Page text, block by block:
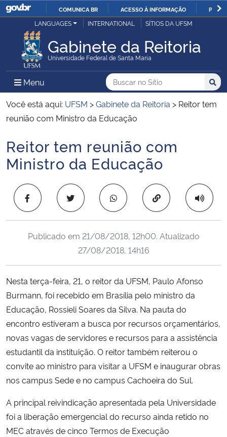
IR
O
COMUNICA BR ACESSO À INFORMAÇÃO
Ministério da Justiça e Segurança Pública
Ministério da Defesa
Ministério das Relações Exteriores
Ministério da Infraestrutura
Ministério da Educação
Ministério da Cidadania
Ministério de Minas e Energia
Ministério da Ciência, Tecnologia, Inovações e Comunicações
Ministério do Meio Ambiente
Ministério do Turismo
Controladoria-Geral da União
LANGUAGES INTERNATIONAL SÍTIOS DA UFSM
Gabinete da Reitoria
Universidade Federal de Santa Maria
Menu Menu Principal do Sítio
Busca
Buscar no no Sítio
Busca:
Você está aqui: UFSM >Gabinete da Reitoria > Reitor tem
reunião com Ministro da Educação
Início do conteúdo
Reitor tem reunião com
Ministro da Educação
Copiar para área
Publicado em 21/08/2018, 12h00. Atualizado
27/08/2018, 14h16
Nesta terça-feira, 21, o reitor da UFSM, Paulo Afonso
Burmann, foi recebido em Brasília pelo ministro da
Educação, Rossieli Soares da Silva. Na pauta do
encontro estiveram a busca por recursos orçamentários,
novas vagas de servidores e recursos para a assistência
estudantil da instituição. O reitor também reiterou o
convite ao ministro para visitar a UFSM e inaugurar obras
nos campus Sede e no campus Cachoeira do Sul.
A principal reivindicação apresentada pela Universidade
foi a liberação emergencial do recurso ainda retido no
MEC através de cinco Termos de Execução